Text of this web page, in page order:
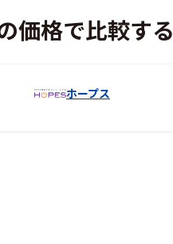
価格で比較する
ホープス